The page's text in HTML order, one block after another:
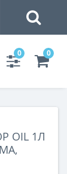
0 0
OIL 1Л